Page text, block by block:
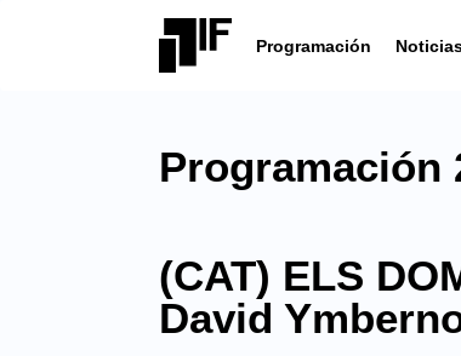
Programación
Programación
(CAT) ELS
David